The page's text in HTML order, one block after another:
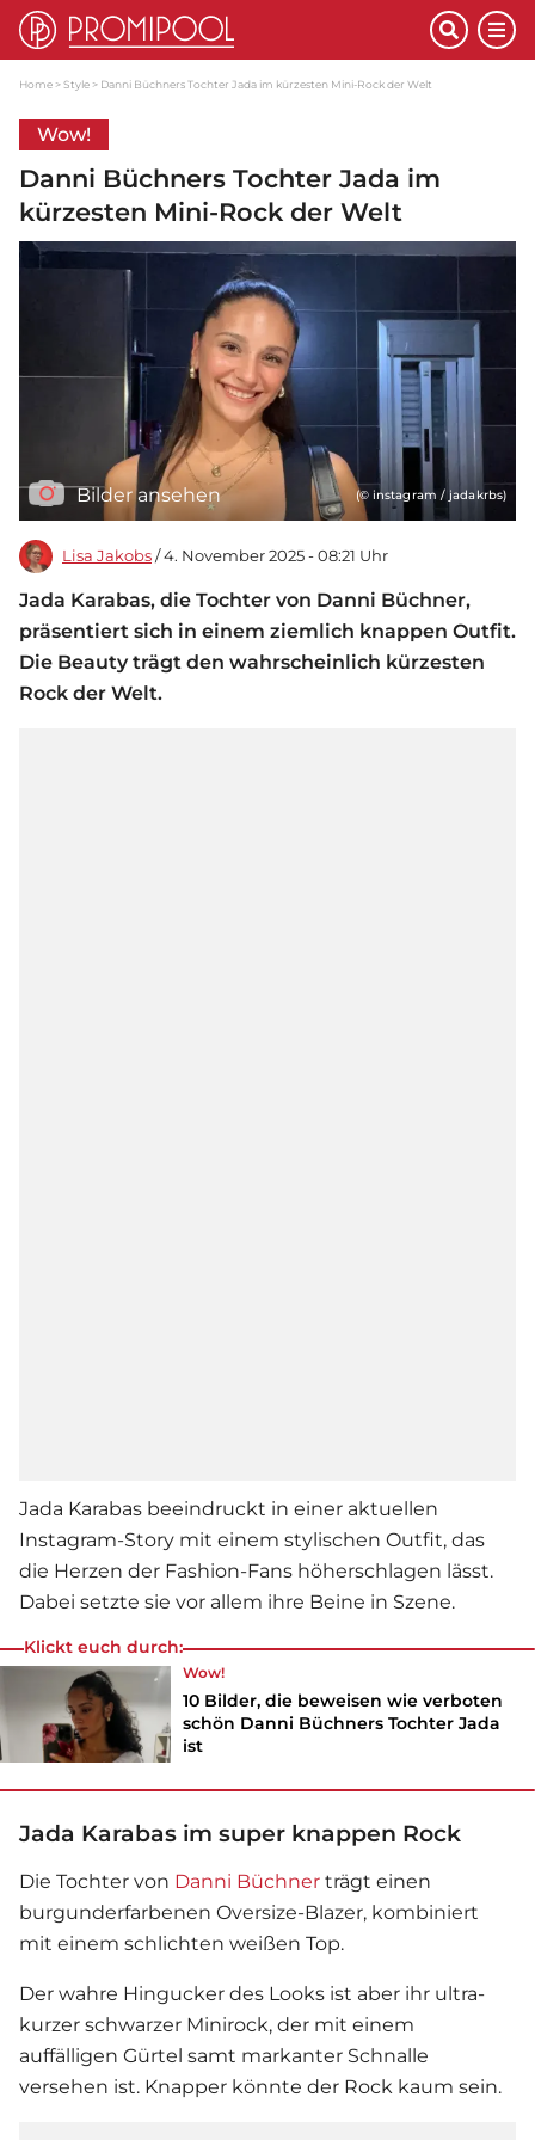
Home Style Danni Büchners Tochter Jada im kürzesten Mini-Rock der Welt
Wow!
Danni Büchners Tochter Jada im
kürzesten Mini-Rock der Welt
Bilder ansehen (© instagram / jadakrbs)
Lisa Jakobs / 4. November 2025 - 08:21 Uhr
Jada Karabas, die Tochter von Danni Büchner,
präsentiert sich in einem ziemlich knappen Outfit.
Die Beauty trägt den wahrscheinlich kürzesten
Rock der Welt.
Jada Karabas beeindruckt in einer aktuellen
Instagram-Story mit einem stylischen Outfit, das
die Herzen der Fashion-Fans höherschlagen lässt.
Dabei setzte sie vor allem ihre Beine in Szene.
Klickt euch durch:
Wow!
10 Bilder, die beweisen wie verboten
schön Danni Büchners Tochter Jada
ist
Jada Karabas im super knappen Rock
Die Tochter von Danni Büchner trägt einen
burgunderfarbenen Oversize-Blazer, kombiniert
mit einem schlichten weißen Top.
Der wahre Hingucker des Looks ist aber ihr ultra-
kurzer schwarzer Minirock, der mit einem
auffälligen Gürtel samt markanter Schnalle
versehen ist. Knapper könnte der Rock kaum sein.